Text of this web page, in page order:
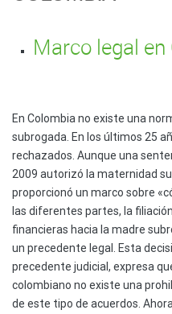
Marco legal
En Colombia no existe una
subrogada. En los últimos 25
rechazados. Aunque una
2009 autorizó la maternidad
proporcionó un marco sobre
las diferentes partes, la
financieras hacia la madre
un precedente legal. Esta
precedente judicial, expresa
colombiano no existe una
de este tipo de acuerdos.